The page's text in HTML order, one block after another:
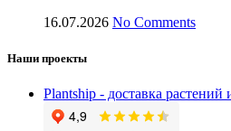
16.07.2026 No Comments
Наши проекты
Plantship - доставка